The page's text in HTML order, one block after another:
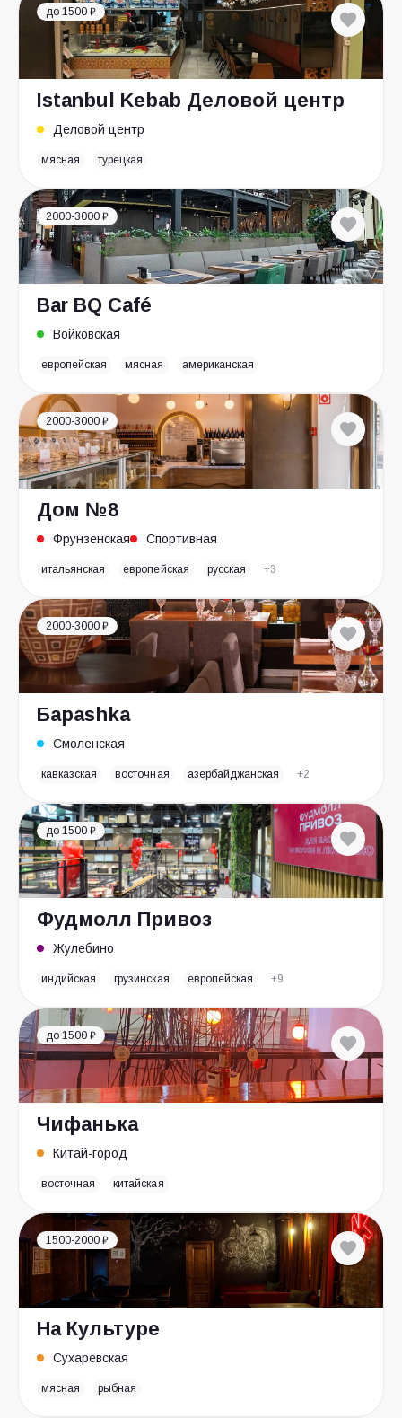
до 1500 ₽
Istanbul Kebab Деловой центр
Деловой центр
мясная турецкая
2000-3000 ₽
Bar BQ Café
Войковская
европейская мясная американская
2000-3000 ₽
Дом №8
Фрунзенская Спортивная
итальянская европейская русская +3
2000-3000 ₽
Бараshka
Смоленская
кавказская восточная азербайджанская +2
до 1500 ₽
Фудмолл Привоз
Жулебино
индийская грузинская европейская +9
до 1500 ₽
Чифанька
Китай-город
восточная китайская
1500-2000 ₽
На Культуре
Сухаревская
мясная рыбная